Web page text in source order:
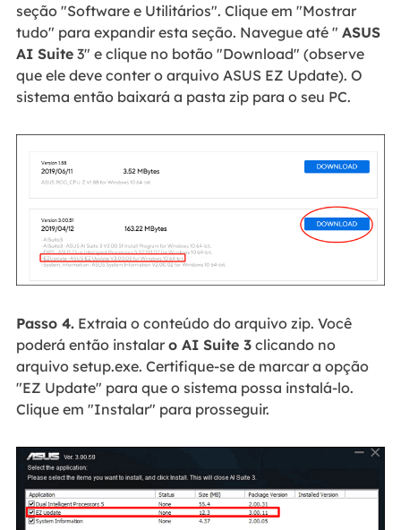
seção "Software e Utilitários". Clique em "Mostrar
tudo" para expandir esta seção. Navegue até " ASUS
AI Suite3" e clique no botão "Download" (observe
que ele deve conter o arquivo ASUS EZ Update). O
sistema então baixará a pasta zip para o seu PC.
Passo 4.Extraia o conteúdo do arquivo zip. Você
poderá então instalar o AI Suite 3clicando no
arquivo setup.exe. Certifique-se de marcar a opção
"EZ Update" para que o sistema possa instalá-lo.
Clique em "Instalar" para prosseguir.